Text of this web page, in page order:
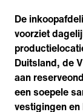
De
voorziet
Duitsland, de
aan
een soepele
vestigingen